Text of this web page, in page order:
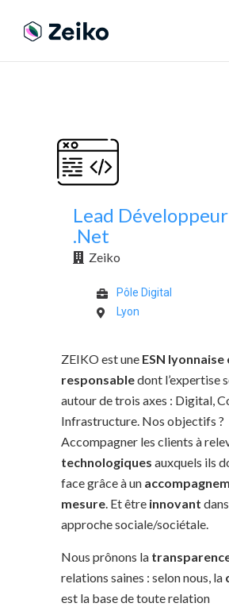
Lead
.Net
Zeiko
Pôle Digital
Lyon
ZEIKO est une ESN lyonnaise
responsabledont l’expertise
autour de trois axes : Digital,
Infrastructure. Nos objectifs ?
Accompagner les clients à
technologiques auxquels ils
face grâce à un
mesure. Et être innovant
approche sociale/sociétale.
Nous prônons la
relations saines : selon nous, la
est la base de toute relation